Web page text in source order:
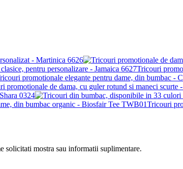
- Martinica 6626
Tricouri
promotionale elegante pentru dame, din bumbac -
promotionale de dama, cu guler rotund si maneci scurte
0324
Tricouri
solicitati mostra sau informatii suplimentare.